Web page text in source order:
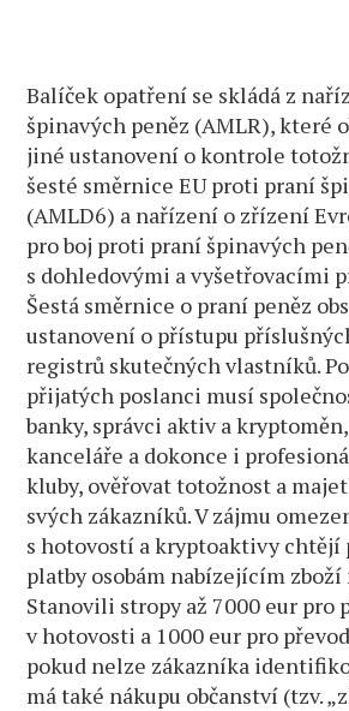
Balíček opatření se skládá z
špinavých peněz (AMLR), které
jiné ustanovení o kontrole
šesté směrnice EU proti praní
(AMLD6) a nařízení o zřízení
pro boj proti praní špinavých
s dohledovými a vyšetřovacími
Šestá směrnice o praní peněz
ustanovení o přístupu
registrů skutečných vlastníků.
přijatých poslanci musí
banky, správci aktiv a
kanceláře a dokonce i
kluby, ověřovat totožnost a
svých zákazníků. V zájmu
s hotovostí a kryptoaktivy chtějí
platby osobám nabízejícím zboží
Stanovili stropy až 7000 eur pro
v hotovosti a 1000 eur pro
pokud nelze zákazníka
má také nákupu občanství (tzv.